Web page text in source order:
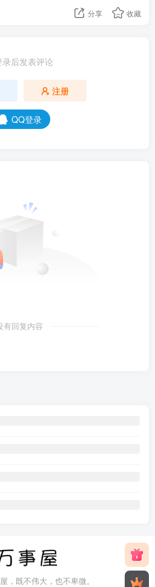
分享 收藏
录后发表评论
注册
QQ登录
有回复内容
，既不伟大，也不卑微。